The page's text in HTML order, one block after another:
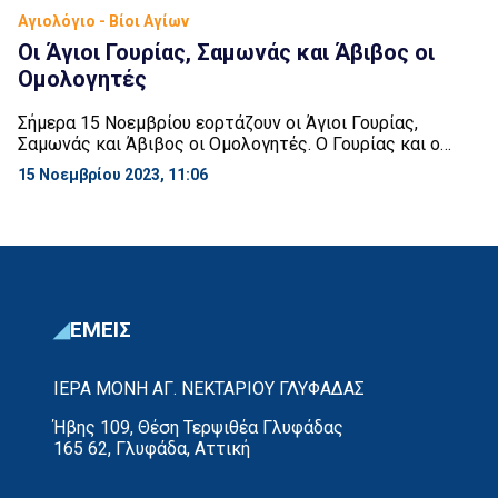
Αγιολόγιο - Βίοι Αγίων
Οι Άγιοι Γουρίας, Σαμωνάς και Άβιβος οι
Ομολογητές
Σήμερα 15 Νοεμβρίου εορτάζουν οι Άγιοι Γουρίας,
Σαμωνάς και Άβιβος οι Ομολογητές. Ο Γουρίας και ο
Σαμωνάς, αγωνιζόμενοι τον ιερό αγώνα της
χριστιανικής πίστης, συνελήφθησαν από τον ηγεμόνα
αποκεφαλίσθηκαν. Ο Άβιβος έζησε λίγα χρόνια αργότερα
15 Νοεμβρίου 2023, 11:06
ΕΜΕΙΣ
ΙΕΡΑ ΜΟΝΗ ΑΓ. ΝΕΚΤΑΡΙΟΥ ΓΛΥΦΑΔΑΣ
Ήβης 109, Θέση Τερψιθέα Γλυφάδας
165 62, Γλυφάδα, Αττική